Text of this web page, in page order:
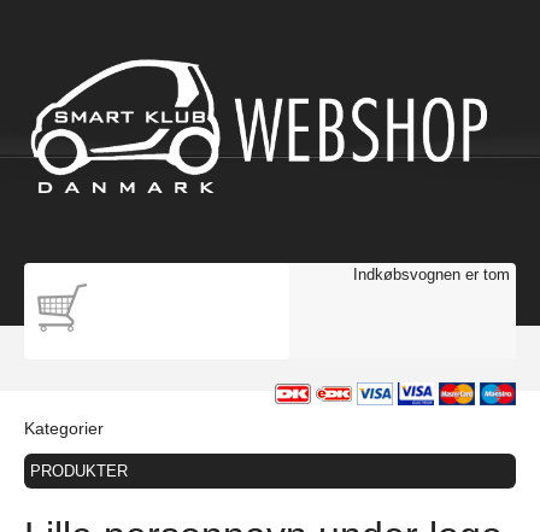
Indkøbsvognen er tom
Kategorier
PRODUKTER